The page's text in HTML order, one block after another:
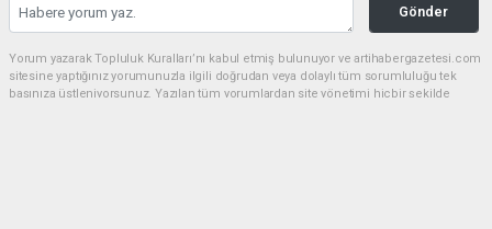
Gönder
Yorum yazarak Topluluk Kuralları’nı kabul etmiş bulunuyor ve artihabergazetesi.com
sitesine yaptığınız yorumunuzla ilgili doğrudan veya dolaylı tüm sorumluluğu tek
başınıza üstleniyorsunuz. Yazılan tüm yorumlardan site yönetimi hiçbir şekilde